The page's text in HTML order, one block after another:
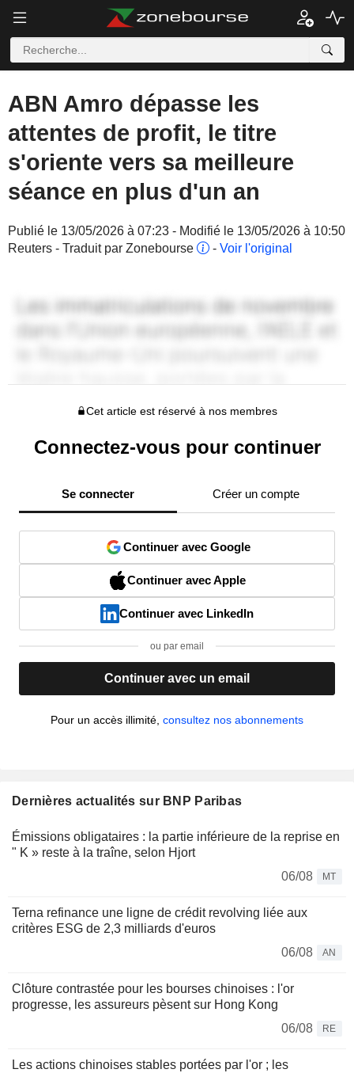
ABN Amro dépasse les
attentes de profit, le titre
s'oriente vers sa meilleure
séance en plus d'un an
Publié le 13/05/2026 à 07:23 - Modifié le 13/05/2026 à 10:50
Reuters - Traduit par Zonebourse
- Voir l'original
Cet article est réservé à nos membres
Connectez-vous pour continuer
Se connecter Créer un compte
Continuer avec Google
Continuer avec Apple
Continuer avec LinkedIn
ou par email
Continuer avec un email
Pour un accès illimité, consultez nos abonnements
Dernières actualités sur BNP Paribas
Émissions obligataires : la partie inférieure de la reprise en
" K » reste à la traîne, selon Hjort
06/08
MT
Terna refinance une ligne de crédit revolving liée aux
critères ESG de 2,3 milliards d'euros
06/08
AN
Clôture contrastée pour les bourses chinoises : l'or
progresse, les assureurs pèsent sur Hong Kong
06/08
RE
Les actions chinoises stables portées par l'or ; les